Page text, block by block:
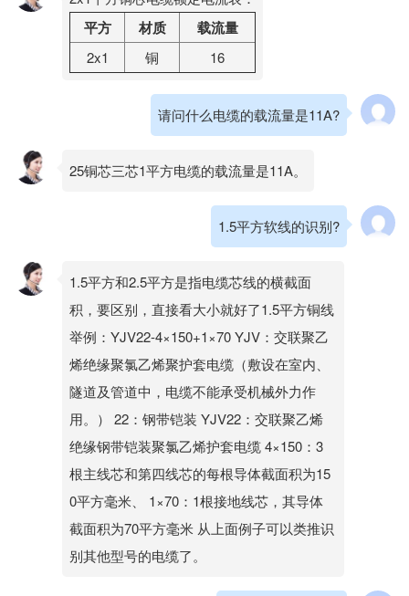
平方 材质 载流量
2x1 铜 16
请问什么电缆的载流量是11A?
25铜芯三芯1平方电缆的载流量是11A。
1.5平方软线的识别?
1.5平方和2.5平方是指电缆芯线的横截面
积，要区别，直接看大小就好了1.5平方铜线
举例：YJV22-4×150+1×70 YJV：交联聚乙
烯绝缘聚氯乙烯聚护套电缆（敷设在室内、
隧道及管道中，电缆不能承受机械外力作
用。） 22：钢带铠装 YJV22：交联聚乙烯
绝缘钢带铠装聚氯乙烯护套电缆 4×150：3
根主线芯和第四线芯的每根导体截面积为15
0平方毫米、 1×70：1根接地线芯，其导体
截面积为70平方毫米 从上面例子可以类推识
别其他型号的电缆了。